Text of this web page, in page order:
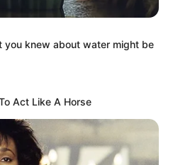
αναμένονται οι
την Εύβοια
επαγγελματία που
you knew about water might be
Act Like A Horse